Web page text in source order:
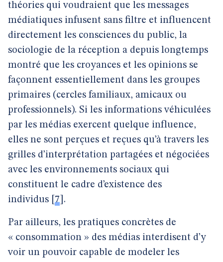
théories qui voudraient que les messages
médiatiques infusent sans filtre et influencent
directement les consciences du public, la
sociologie de la réception a depuis longtemps
montré que les croyances et les opinions se
façonnent essentiellement dans les groupes
primaires (cercles familiaux, amicaux ou
professionnels). Si les informations véhiculées
par les médias exercent quelque influence,
elles ne sont perçues et reçues qu’à travers les
grilles d’interprétation partagées et négociées
avec les environnements sociaux qui
constituent le cadre d’existence des
individus 7 .
Par ailleurs, les pratiques concrètes de
« consommation » des médias interdisent d’y
voir un pouvoir capable de modeler les